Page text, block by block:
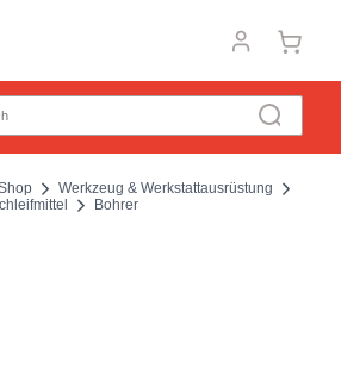
Werkzeug & Werkstattausrüstung
Bohrer